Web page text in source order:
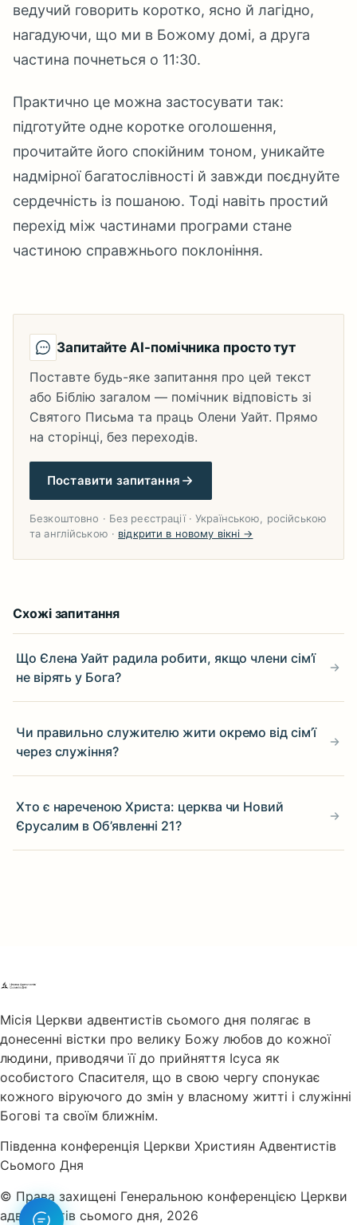
ведучий говорить коротко, ясно й лагідно,
нагадуючи, що ми в Божому домі, а друга
частина почнеться о 11:30.
Практично це можна застосувати так:
підготуйте одне коротке оголошення,
прочитайте його спокійним тоном, уникайте
надмірної багатослівності й завжди поєднуйте
сердечність із пошаною. Тоді навіть простий
перехід між частинами програми стане
частиною справжнього поклоніння.
Запитайте AI-помічника просто тут
Поставте будь-яке запитання про цей текст
або Біблію загалом — помічник відповість зі
Святого Письма та праць Олени Уайт. Прямо
на сторінці, без переходів.
Поставити запитання
Безкоштовно · Без реєстрації · Українською, російською
та англійською · відкрити в новому вікні →
Схожі запитання
Що Єлена Уайт радила робити, якщо члени сім’ї
не вірять у Бога?
Чи правильно служителю жити окремо від сім’ї
через служіння?
Хто є нареченою Христа: церква чи Новий
Єрусалим в Об’явленні 21?
Місія Церкви адвентистів сьомого дня полягає в
донесенні вістки про велику Божу любов до кожної
людини, приводячи її до прийняття Ісуса як
особистого Спасителя, що в свою чергу спонукає
кожного віруючого до змін у власному житті і служінні
Богові та своїм ближнім.
Південна конференція Церкви Християн Адвентистів
Сьомого Дня
© Права захищені Генеральною конференцією Церкви
адвентистів сьомого дня, 2026